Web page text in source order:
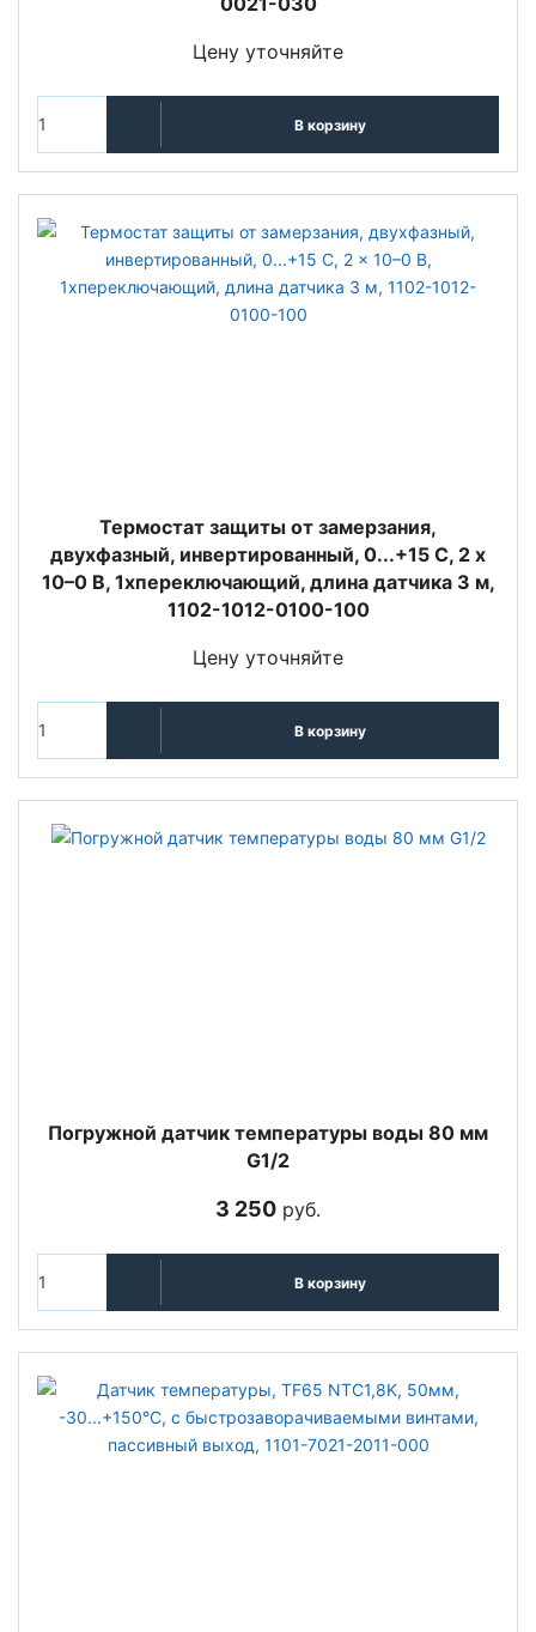
Цену уточняйте
В корзину
Термостат защиты от замерзания,
двухфазный, инвертированный, 0...+15 C, 2 x
10–0 В, 1xпереключающий, длина датчика 3 м,
1102-1012-0100-100
Цену уточняйте
В корзину
Погружной датчик температуры воды 80 мм
G1/2
3 250 руб.
В корзину